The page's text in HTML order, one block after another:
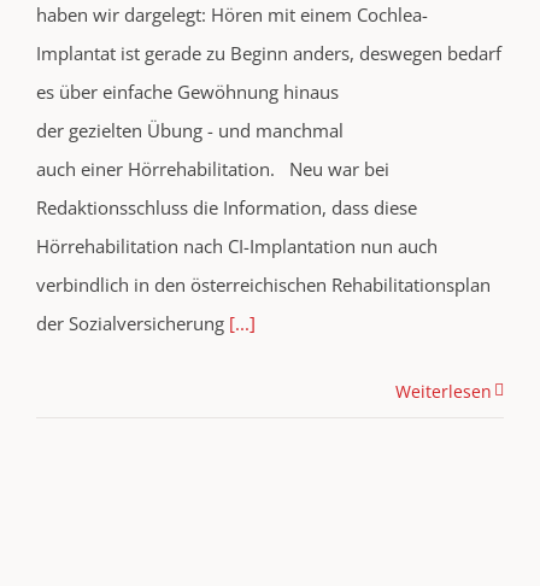
haben wir dargelegt: Hören mit einem Cochlea-
Implantat ist gerade zu Beginn anders, deswegen bedarf
es über einfache Gewöhnung hinaus
der gezielten Übung - und manchmal
auch einer Hörrehabilitation. Neu war bei
Redaktionsschluss die Information, dass diese
Hörrehabilitation nach CI-Implantation nun auch
verbindlich in den österreichischen Rehabilitationsplan
der Sozialversicherung[...]
Weiterlesen